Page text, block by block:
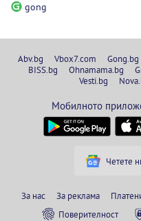
gong
Abv.bg Vbox7.com Gong.bg
BISS.bg
Ohnamama.bg
Vesti.bg
Мобилното
Четете
За нас За реклама
Поверителност